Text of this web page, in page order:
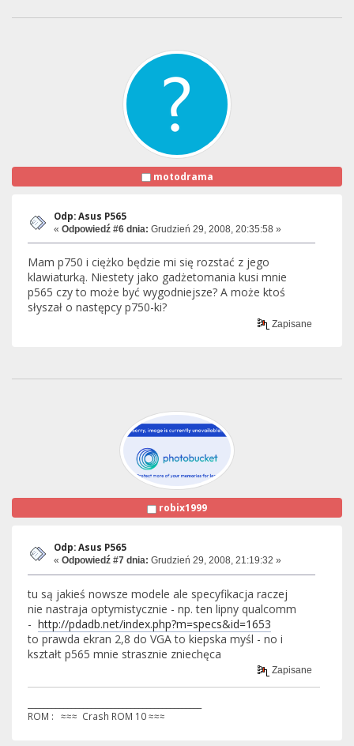
motodrama
Odp: Asus P565
« Odpowiedź #6 dnia: Grudzień 29, 2008, 20:35:58 »
Mam p750 i ciężko będzie mi się rozstać z jego
klawiaturką. Niestety jako gadżetomania kusi mnie
p565 czy to może być wygodniejsze? A może ktoś
słyszał o następcy p750-ki?
Zapisane
robix1999
Odp: Asus P565
« Odpowiedź #7 dnia: Grudzień 29, 2008, 21:19:32 »
tu są jakieś nowsze modele ale specyfikacja raczej
nie nastraja optymistycznie - np. ten lipny qualcomm
- http://pdadb.net/index.php?m=specs&id=1653
to prawda ekran 2,8 do VGA to kiepska myśl - no i
kształt p565 mnie strasznie zniechęca
Zapisane
ROM : ≈≈≈ Crash ROM 10 ≈≈≈